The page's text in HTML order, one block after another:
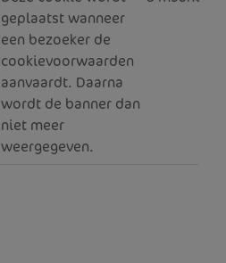
geplaatst wanneer
een bezoeker de
cookievoorwaarden
aanvaardt. Daarna
wordt de banner dan
niet meer
weergegeven.